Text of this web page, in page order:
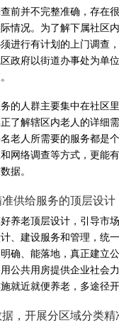
前并不完整准确，存在
情况。为了解下属社区
进行有计划的上门调查
政府以街道办事处为单
的人群主要集中在社区
了解辖区内老人的详细
老人所需要的服务都是
网络调查等方式，更能
据。
准供给服务的顶层设计
养老顶层设计，引导市
、建设服务和管理，统
确、能落地，真正建立
公共用房提供企业社会
就近就便养老，多途径开
据，开展分区域分类